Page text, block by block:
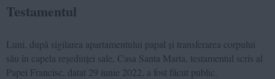
Testamentul
Luni, după sigilarea apartamentului papal și transferarea corpului
său în capela reședinței sale, Casa Santa Marta, testamentul scris al
Papei Francisc, datat 29 iunie 2022, a fost făcut public.